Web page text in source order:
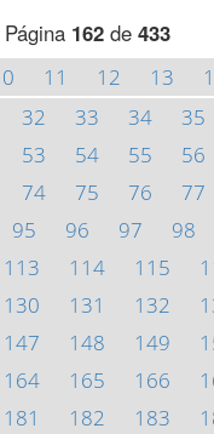
Página 162de 433
11 12 13
32 33 34 35
53 54 55 56
74 75 76 77
95 96 97 98
113 114 115
130 131 132
147 148 149
164 165 166
181 182 183